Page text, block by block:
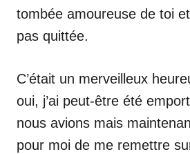
tombée amoureuse de toi
pas quittée.
C’était un merveilleux
oui, j’ai peut-être été
nous avions mais
pour moi de me remettre